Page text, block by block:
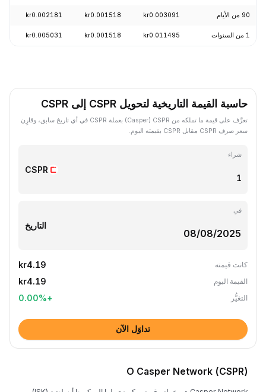
90 من الأيام kr0.003091
kr0.001518
kr0.002181
1 من السنوات kr0.011495
kr0.001518
kr0.005031
حاسبة القيمة التاريخية لتحويل CSPR إلى CSPR
تعرَّف على قيمة ما تملكه من CSPR ‏(Casper) بعملة CSPR في أي تاريخ سابق، وقارِن
سعر صرف CSPR مقابل CSPR بقيمته اليوم.
شراء
CSPR
في
التاريخ
كانت قيمته kr4.19
القيمة اليوم kr4.19
التغيُّر +
0.00%
تداوَل الآن
O Casper Network (CSPR)